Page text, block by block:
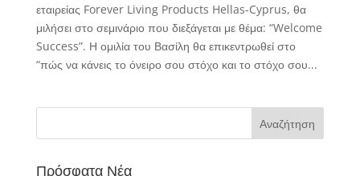
εταιρείας Forever Living Products Hellas-Cyprus, θα
μιλήσει στο σεμινάριο που διεξάγεται με θέμα: “Welcome
Success”. Η ομιλία του Βασίλη θα επικεντρωθεί στο
“πώς να κάνεις το όνειρο σου στόχο και το στόχο σου...
Πρόσφατα Νέα